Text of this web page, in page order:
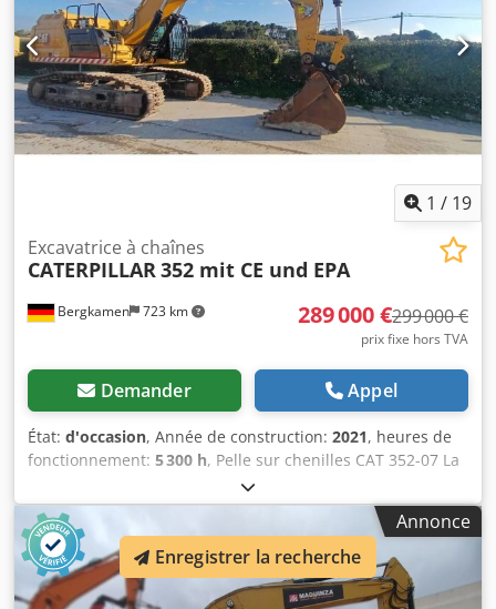
1 / 19
Bergkamen 723 km
Excavatrice à chaînes
CATERPILLAR352 mit CE und EPA
289 000 €299 000 €
prix fixe hors TVA
Demander Appel
État: d'occasion, Année de construction: 2021, heures de
fonctionnement: 5 300 h, Pelle sur chenilles CAT 352-07 La
machine n'a que 5 300 heures de fonctionnement et est en
bon état Chodpfxsyy Hvxj Aiija Poids en ordre de marche
env. 52 800 kg
Annonce
Enregistrer la recherche